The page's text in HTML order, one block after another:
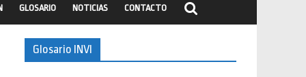
GLOSARIO NOTICIAS CONTACTO
Glosario INVI